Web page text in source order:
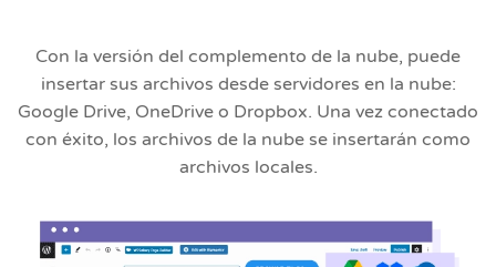
Con la versión del complemento de la nube, puede
insertar sus archivos desde servidores en la nube:
Google Drive, OneDrive o Dropbox. Una vez conectado
con éxito, los archivos de la nube se insertarán como
archivos locales.